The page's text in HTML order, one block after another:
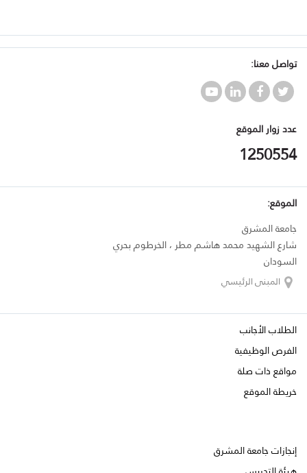
تواصل معنا:
عدد زوار الموقع
1250554
الموقع:
جامعة المشرق
شارع الشهيد محمد هاشم مطر ، الخرطوم بحري
السودان
المبنى الرئيسي
الطلاب الأجانب
الفرص الوظيفية
مواقع ذات صلة
خريطة الموقع
إنجازات جامعة المشرق